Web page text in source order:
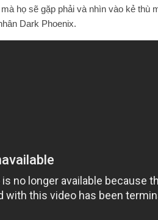
họ sẽ gặp phải và nhìn vào kẻ thù
Dark Phoenix.